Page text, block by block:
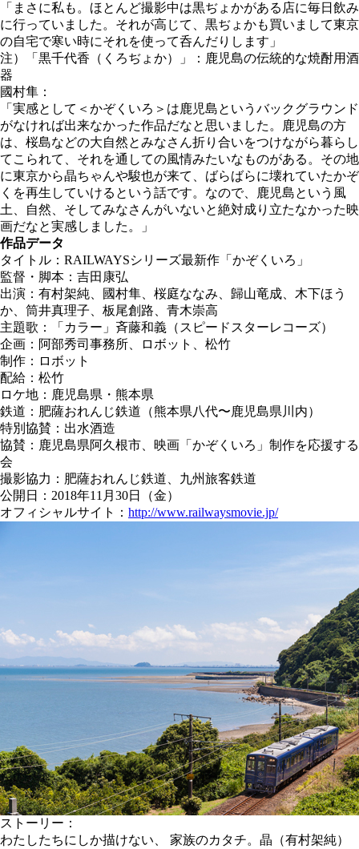
「まさに私も。ほとんど撮影中は黒ぢょかがある店に毎日飲み
に行っていました。それが高じて、黒ぢょかも買いまして東京
の自宅で寒い時にそれを使って呑んだりします」
注）「黒千代香（くろぢょか）」：鹿児島の伝統的な焼酎用酒
器
國村隼：
「実感として＜かぞくいろ＞は鹿児島というバックグラウンド
がなければ出来なかった作品だなと思いました。鹿児島の方
は、桜島などの大自然とみなさん折り合いをつけながら暮らし
てこられて、それを通しての風情みたいなものがある。その地
に東京から晶ちゃんや駿也が来て、ばらばらに壊れていたかぞ
くを再生していけるという話です。なので、鹿児島という風
土、自然、そしてみなさんがいないと絶対成り立たなかった映
画だなと実感しました。」
作品データ
タイトル：RAILWAYSシリーズ最新作「かぞくいろ」
監督・脚本：吉田康弘
出演：有村架純、國村隼、桜庭ななみ、歸山竜成、木下ほう
か、筒井真理子、板尾創路、青木崇高
主題歌：「カラー」斉藤和義（スピードスターレコーズ）
企画：阿部秀司事務所、ロボット、松竹
制作：ロボット
配給：松竹
ロケ地：鹿児島県・熊本県
鉄道：肥薩おれんじ鉄道（熊本県八代〜鹿児島県川内）
特別協賛：出水酒造
協賛：鹿児島県阿久根市、映画「かぞくいろ」制作を応援する
会
撮影協力：肥薩おれんじ鉄道、九州旅客鉄道
公開日：2018年11月30日（金）
オフィシャルサイト： http://www.railwaysmovie.jp/
ストーリー：
わたしたちにしか描けない、 家族のカタチ。晶（有村架純）